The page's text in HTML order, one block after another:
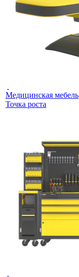
Медицинская мебель
Точка роста